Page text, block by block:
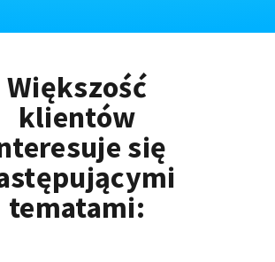
Większość
klientów
się
tematami: